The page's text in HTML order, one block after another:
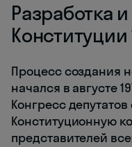
Разработка
Конституции
Процесс создания
начался в августе
Конгресс
Конституционную
представителей